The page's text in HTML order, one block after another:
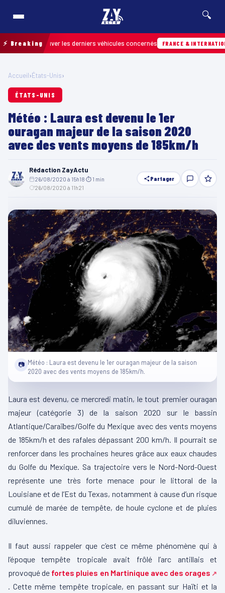
🔍
⚡ Breaking
retrouver les derniers véhicules concernés FRANCE & INTERNATIONALE
Accueil›États-Unis›
ÉTATS-UNIS
Météo : Laura est devenu le 1er
ouragan majeur de la saison 2020
avec des vents moyens de 185km/h
Rédaction ZayActu
26/08/2020 à 15h18 ⏱ 1 min
26/08/2020 à 11h21
Partager
📷 Météo : Laura est devenu le 1er ouragan majeur de la saison
2020 avec des vents moyens de 185km/h.
Laura est devenu, ce mercredi matin, le tout premier ouragan
majeur (catégorie 3) de la saison 2020 sur le bassin
Atlantique/Caraïbes/Golfe du Mexique avec des vents moyens
de 185km/h et des rafales dépassant 200 km/h. Il pourrait se
renforcer dans les prochaines heures grâce aux eaux chaudes
du Golfe du Mexique. Sa trajectoire vers le Nord-Nord-Ouest
représente une très forte menace pour le littoral de la
Louisiane et de l’Est du Texas, notamment à cause d’un risque
cumulé de marée de tempête, de houle cyclone et de pluies
diluviennes.
Il faut aussi rappeler que c’est ce même phénomène qui à
l’époque tempête tropicale avait frôlé l’arc antillais et
provoqué de fortes pluies en Martinique avec des orages
. Cette même tempête tropicale, en passant sur Haïti et la